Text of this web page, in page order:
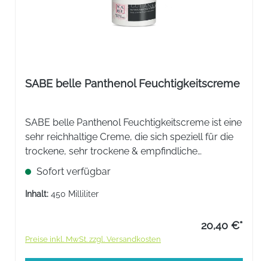
SABE belle Panthenol Feuchtigkeitscreme
SABE belle Panthenol Feuchtigkeitscreme ist eine
sehr reichhaltige Creme, die sich speziell für die
trockene, sehr trockene & empfindliche
Körperhaut eignet. Mit einem dezenten,
allergenfreien Duft.
Sofort verfügbar
Inhalt: 450 Milliliter
20,40 €*
Preise inkl. MwSt. zzgl. Versandkosten